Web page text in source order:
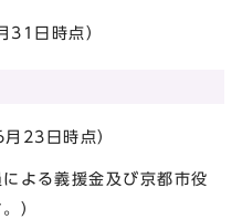
日時点）
23日時点）
よる義援金及び京都市役
）